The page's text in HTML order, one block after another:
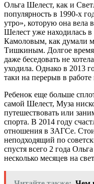
Ольга Шелест, как и
популярность в 1990-х
утро», которую она вела
Шелест уже находилась
Камоловым, как думали
Тишкиным. Долгое время
даже беседовать не
уходила. Однако в 2013
таки на перерыв в
Ребенок еще больше
самой Шелест, Муза
путешествовать или
спорта. В 2014 году
отношения в ЗАГСе.
неподходящий по
спустя всего 2 года
несколько месяцев на